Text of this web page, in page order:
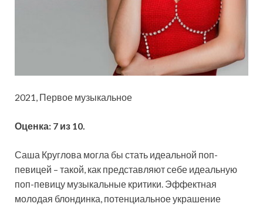
2021, Первое музыкальное
Оценка: 7 из 10.
Саша Круглова могла бы стать идеальной поп-
певицей – такой, как представляют себе идеальную
поп-певицу музыкальные критики. Эффектная
молодая блондинка, потенциальное украшение